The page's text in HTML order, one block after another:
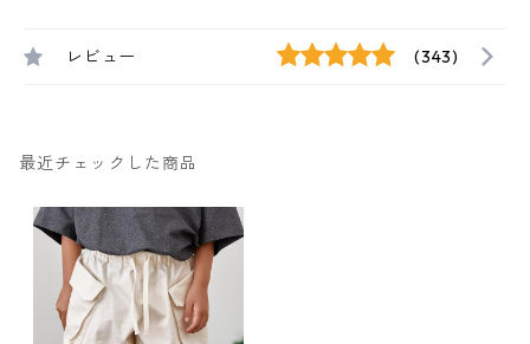
レビュー (343)
最近チェックした商品